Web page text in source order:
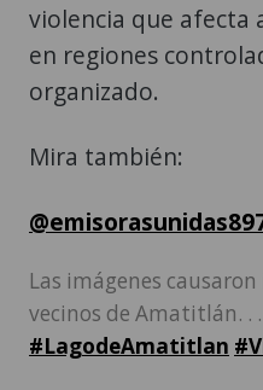
violencia que afecta
en regiones
organizado.
Mira también:
Las imágenes
vecinos de Amatitlán. . .
#LagodeAmatitlan